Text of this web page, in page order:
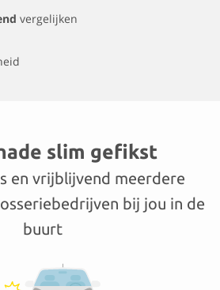
vergelijken
slim gefikst
en vrijblijvend meerdere
bij jou in de
buurt